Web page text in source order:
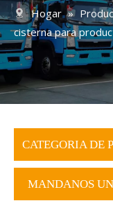
Hogar »
cisterna para
CATEGORIA DE
MANDANOS